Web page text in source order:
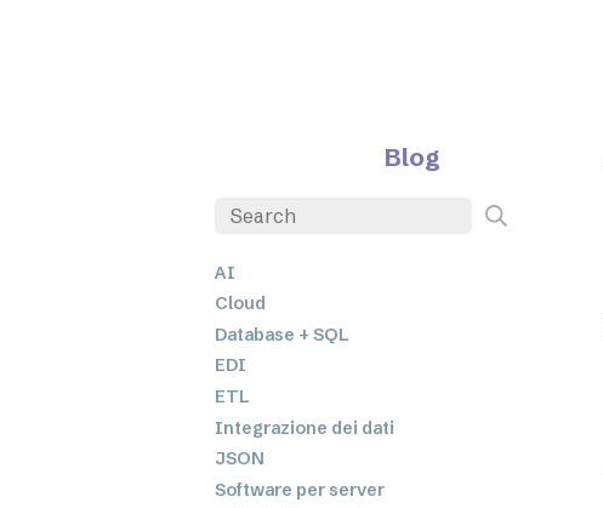
Blog
AI
Cloud
Database + SQL
EDI
ETL
Integrazione dei dati
JSON
Software per server